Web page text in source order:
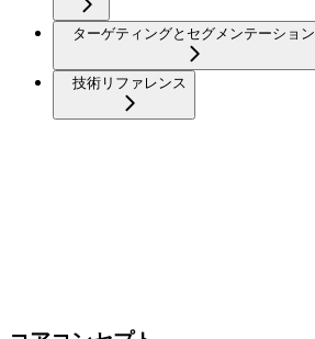
ターゲティングとセグメンテーション
技術リファレンス